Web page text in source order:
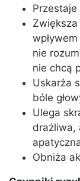
nie
nie chcą
Uskarża
bóle
Ulega
drażliwa,
Obniża